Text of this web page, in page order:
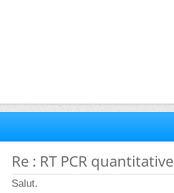
Re : RT PCR quantitative
Salut.